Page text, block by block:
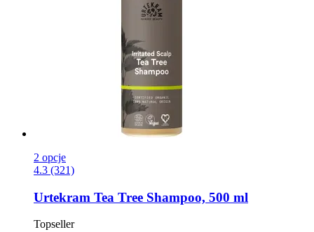
2 opcje
4.3 (321)
Urtekram Tea Tree Shampoo, 500 ml
Topseller